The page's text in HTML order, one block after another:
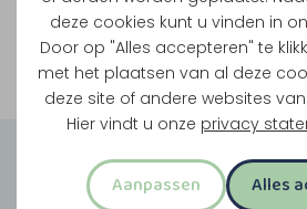
deze cookies kunt u vinden in
Door op "Alles accepteren" te
met het plaatsen van al deze
deze site of andere websites van
Hier vindt u onze privacy
Aanpassen Alles
Bekijk onze
Groepsuitjes